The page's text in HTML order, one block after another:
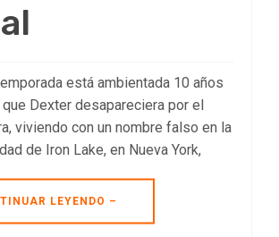
está ambientada 10 años
Dexter desapareciera por el
viviendo con un nombre falso en la
de Iron Lake, en Nueva York,
LEYENDO –